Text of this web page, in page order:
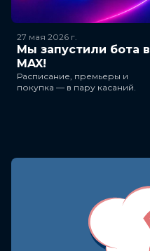
27 мая 2026 г.
Мы запустили бота в
MAX!
Расписание, премьеры и
покупка — в пару касаний.